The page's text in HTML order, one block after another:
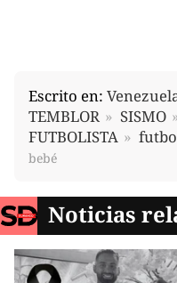
Escrito en:
TEMBLOR
SISMO
FUTBOLISTA
bebé
Noticias